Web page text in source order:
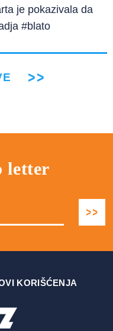
je pokazivala da
#blato
letter
KORIŠĆENJA